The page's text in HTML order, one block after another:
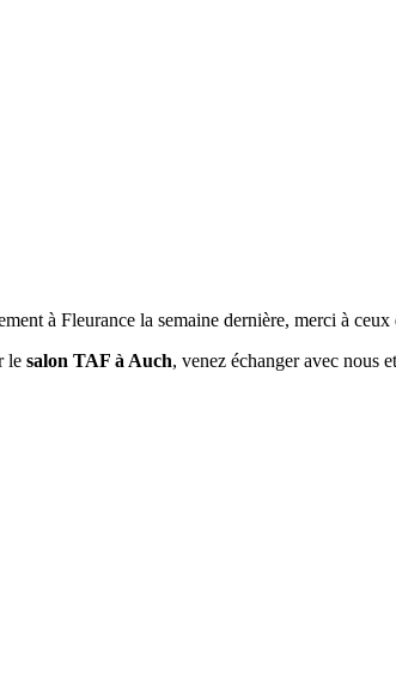
à Fleurance la semaine dernière, merci à
le salon TAF à Auch, venez échanger avec nous